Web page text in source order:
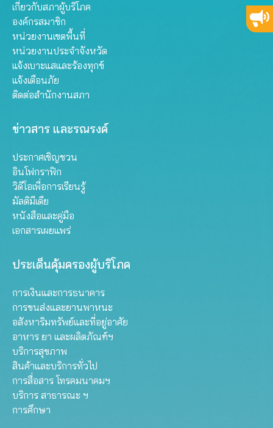
เกี่ยวกับสภาผู้บริโภค
องค์กรสมาชิก
หน่วยงานเขตพื้นที่
หน่วยงานประจำจังหวัด
แจ้งเบาะแสและร้องทุกข์
แจ้งเตือนภัย
ติดต่อสำนักงานสภา
ข่าวสาร และรณรงค์
ประกาศเชิญชวน
อินโฟกราฟิก
วิดีโอเพื่อการเรียนรู้
มัลติมีเดีย
หนังสือและคู่มือ
เอกสารเผยแพร่
ประเด็นคุ้มครองผู้บริโภค
การเงินและการธนาคาร
การขนส่งและยานพาหนะ
อสังหาริมทรัพย์และที่อยู่อาศัย
อาหาร ยา และผลิตภัณฑ์ฯ
บริการสุขภาพ
สินค้าและบริการทั่วไป
การสื่อสาร โทรคมนาคมฯ
บริการ สาธารณะ ฯ
การศึกษา